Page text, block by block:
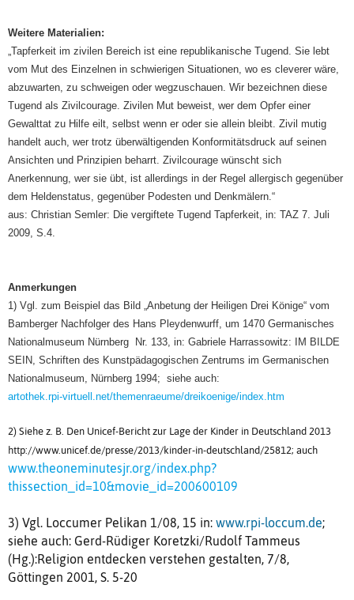
Weitere Materialien:
„Tapferkeit im zivilen Bereich ist eine republikanische Tugend. Sie lebt
vom Mut des Einzelnen in schwierigen Situationen, wo es cleverer wäre,
abzuwarten, zu schweigen oder wegzuschauen. Wir bezeichnen diese
Tugend als Zivilcourage. Zivilen Mut beweist, wer dem Opfer einer
Gewalttat zu Hilfe eilt, selbst wenn er oder sie allein bleibt. Zivil mutig
handelt auch, wer trotz überwältigenden Konformitätsdruck auf seinen
Ansichten und Prinzipien beharrt. Zivilcourage wünscht sich
Anerkennung, wer sie übt, ist allerdings in der Regel allergisch gegenüber
dem Heldenstatus, gegenüber Podesten und Denkmälern.“
aus: Christian Semler: Die vergiftete Tugend Tapferkeit, in: TAZ 7. Juli
2009, S.4.
Anmerkungen
1) Vgl. zum Beispiel das Bild „Anbetung der Heiligen Drei Könige“ vom
Bamberger Nachfolger des Hans Pleydenwurff, um 1470 Germanisches
Nationalmuseum Nürnberg Nr. 133, in: Gabriele Harrassowitz: IM BILDE
SEIN, Schriften des Kunstpädagogischen Zentrums im Germanischen
Nationalmuseum, Nürnberg 1994; siehe auch:
artothek.rpi-virtuell.net/themenraeume/dreikoenige/index.htm
2) Siehe z. B. Den Unicef-Bericht zur Lage der Kinder in Deutschland 2013
http://www.unicef.de/presse/2013/kinder-in-deutschland/25812; auch
www.theoneminutesjr.org/index.php?
thissection_id=10&movie_id=200600109
3) Vgl. Loccumer Pelikan 1/08, 15 in: www.rpi-loccum.de;
siehe auch: Gerd-Rüdiger Koretzki/Rudolf Tammeus
(Hg.):Religion entdecken verstehen gestalten, 7/8,
Göttingen 2001, S. 5-20